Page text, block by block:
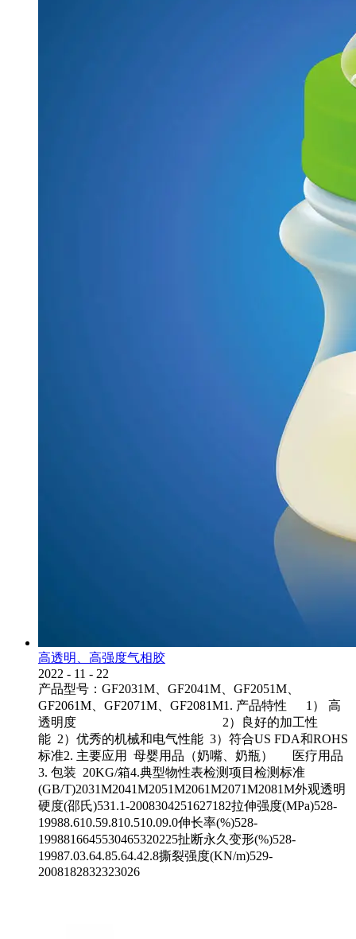
高透明、高强度气相胶
2022 - 11 - 22
产品型号：GF2031M、GF2041M、GF2051M、
GF2061M、GF2071M、GF2081M1. 产品特性 1） 高
透明度 2）良好的加工性
能 2）优秀的机械和电气性能 3）符合US FDA和ROHS
标准2. 主要应用 母婴用品（奶嘴、奶瓶） 医疗用品
3. 包装 20KG/箱4.典型物性表检测项目检测标准
(GB/T)2031M2041M2051M2061M2071M2081M外观透明
硬度(邵氏)531.1-2008304251627182拉伸强度(MPa)528-
19988.610.59.810.510.09.0伸长率(%)528-
1998816645530465320225扯断永久变形(%)528-
19987.03.64.85.64.42.8撕裂强度(KN/m)529-
2008182832323026